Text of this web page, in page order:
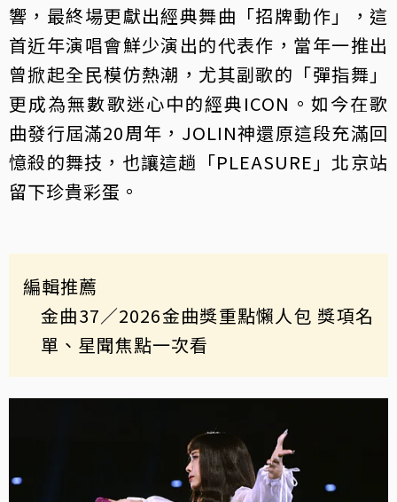
響，最終場更獻出經典舞曲「招牌動作」，這
首近年演唱會鮮少演出的代表作，當年一推出
曾掀起全民模仿熱潮，尤其副歌的「彈指舞」
更成為無數歌迷心中的經典ICON。如今在歌
曲發行屆滿20周年，JOLIN神還原這段充滿回
憶殺的舞技，也讓這趟「PLEASURE」北京站
留下珍貴彩蛋。
編輯推薦
金曲37／2026金曲獎重點懶人包 獎項名
單、星聞焦點一次看